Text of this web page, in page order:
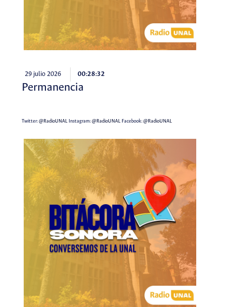
29 julio 2026 00:28:32
Permanencia
Twitter:@RadioUNALInstagram:@RadioUNALFacebook:@RadioUNAL